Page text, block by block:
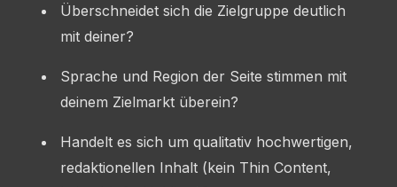
Überschneidet sich die Zielgruppe deutlich
mit deiner?
Sprache und Region der Seite stimmen mit
deinem Zielmarkt überein?
Handelt es sich um qualitativ hochwertigen,
redaktionellen Inhalt (kein Thin Content,